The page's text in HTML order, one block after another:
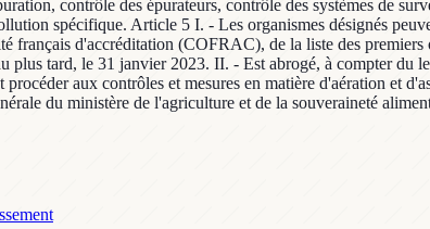
contrôle des épurateurs, contrôle des systèmes de
spécifique. Article 5 I. - Les organismes désignés
français d'accréditation (COFRAC), de la liste des
plus tard, le 31 janvier 2023. II. - Est abrogé, à compter
aux contrôles et mesures en matière d'aération et
du ministère de l'agriculture et de la souveraineté